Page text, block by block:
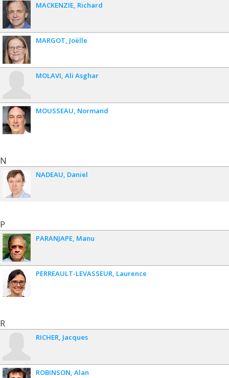
MACKENZIE Richard
MARGOT Joëlle
MOLAVI Ali Asghar
MOUSSEAU Normand
N
NADEAU Daniel
P
PARANJAPE Manu
PERREAULT-LEVASSEUR Laurence
R
RICHER Jacques
ROBINSON Alan